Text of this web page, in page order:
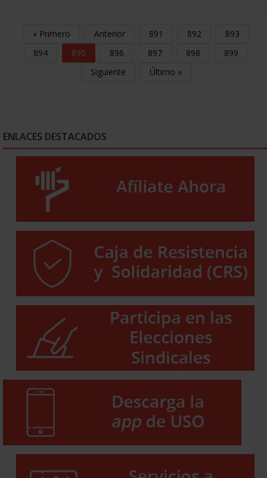
« Primero Anterior 891 892
893
894
895 896 897 898
899
Siguiente
Último »
ENLACES DESTACADOS